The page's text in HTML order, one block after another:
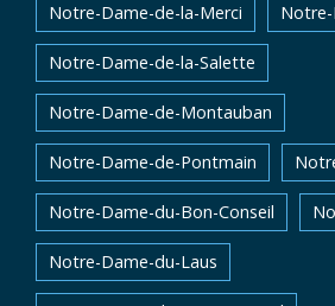
Notre-Dame-de-la-Merci
Notre-Dame-de-la-Salette
Notre-Dame-de-Montauban
Notre-Dame-de-Pontmain
Notre-Dame-du-Bon-Conseil
Notre-Dame-du-Laus